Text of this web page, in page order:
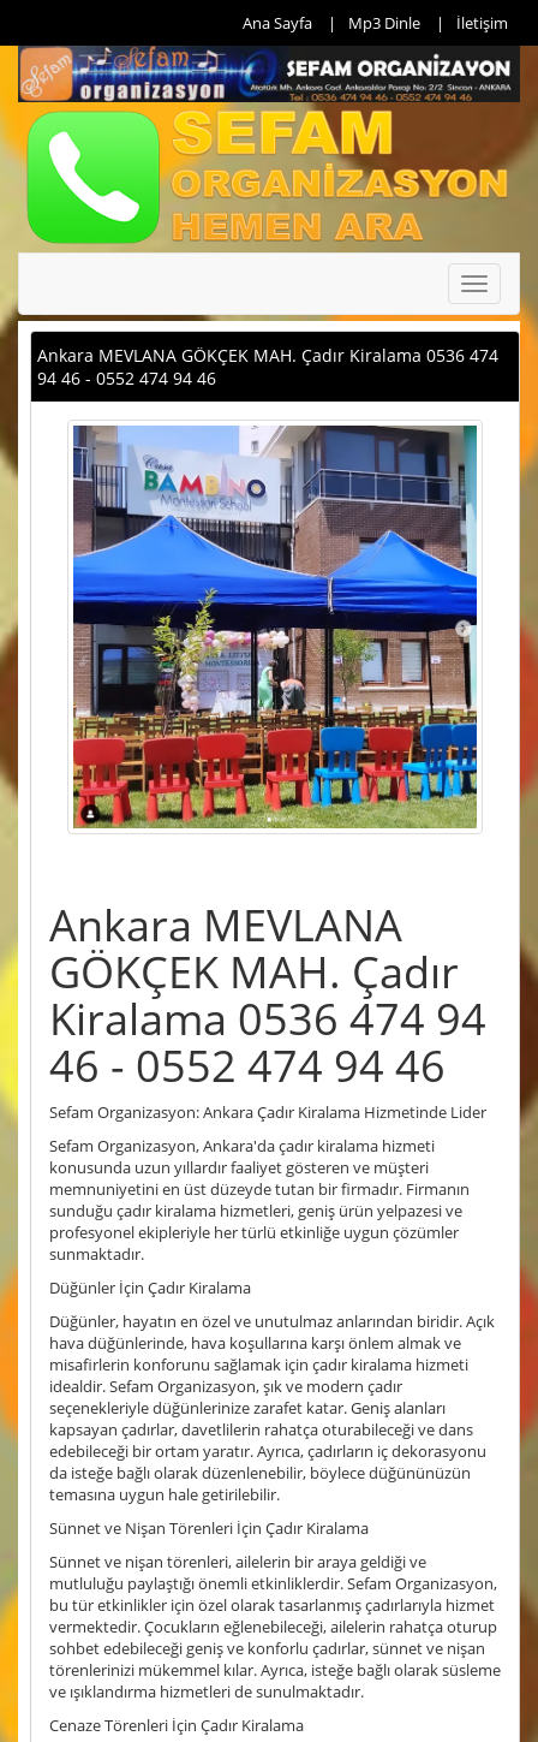
Ana Sayfa Mp3 Dinle İletişim
Toggle
Ankara MEVLANA GÖKÇEK MAH. Çadır Kiralama 0536 474
94 46 - 0552 474 94 46
Ankara MEVLANA
GÖKÇEK MAH. Çadır
Kiralama 0536 474 94
46 - 0552 474 94 46
Sefam Organizasyon: Ankara Çadır Kiralama Hizmetinde Lider
Sefam Organizasyon, Ankara'da çadır kiralama hizmeti
konusunda uzun yıllardır faaliyet gösteren ve müşteri
memnuniyetini en üst düzeyde tutan bir firmadır. Firmanın
sunduğu çadır kiralama hizmetleri, geniş ürün yelpazesi ve
profesyonel ekipleriyle her türlü etkinliğe uygun çözümler
sunmaktadır.
Düğünler İçin Çadır Kiralama
Düğünler, hayatın en özel ve unutulmaz anlarından biridir. Açık
hava düğünlerinde, hava koşullarına karşı önlem almak ve
misafirlerin konforunu sağlamak için çadır kiralama hizmeti
idealdir. Sefam Organizasyon, şık ve modern çadır
seçenekleriyle düğünlerinize zarafet katar. Geniş alanları
kapsayan çadırlar, davetlilerin rahatça oturabileceği ve dans
edebileceği bir ortam yaratır. Ayrıca, çadırların iç dekorasyonu
da isteğe bağlı olarak düzenlenebilir, böylece düğününüzün
temasına uygun hale getirilebilir.
Sünnet ve Nişan Törenleri İçin Çadır Kiralama
Sünnet ve nişan törenleri, ailelerin bir araya geldiği ve
mutluluğu paylaştığı önemli etkinliklerdir. Sefam Organizasyon,
bu tür etkinlikler için özel olarak tasarlanmış çadırlarıyla hizmet
vermektedir. Çocukların eğlenebileceği, ailelerin rahatça oturup
sohbet edebileceği geniş ve konforlu çadırlar, sünnet ve nişan
törenlerinizi mükemmel kılar. Ayrıca, isteğe bağlı olarak süsleme
ve ışıklandırma hizmetleri de sunulmaktadır.
Cenaze Törenleri İçin Çadır Kiralama